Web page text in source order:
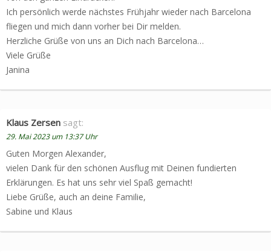
Ich persönlich werde nächstes Frühjahr wieder nach Barcelona
fliegen und mich dann vorher bei Dir melden.
Herzliche Grüße von uns an Dich nach Barcelona…
Viele Grüße
Janina
Klaus Zersen sagt:
29. Mai 2023 um 13:37 Uhr
Guten Morgen Alexander,
vielen Dank für den schönen Ausflug mit Deinen fundierten
Erklärungen. Es hat uns sehr viel Spaß gemacht!
Liebe Grüße, auch an deine Familie,
Sabine und Klaus